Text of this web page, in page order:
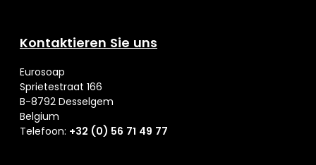
Kontaktieren Sie uns
Eurosoap
Sprietestraat 166
B-8792 Desselgem
Belgium
Telefoon: +32 (0) 56 71 49 77